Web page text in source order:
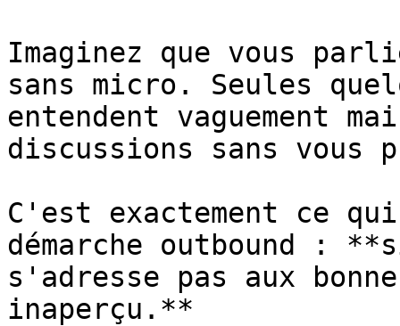
Imaginez que vous
sans micro. Seules
entendent vaguement
discussions sans
C'est exactement ce
démarche outbound :
s'adresse pas aux
inaperçu.**